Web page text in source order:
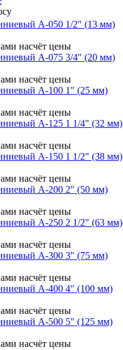
A-050 1/2" (13 мм)
насчёт цены
A-075 3/4" (20 мм)
насчёт цены
A-100 1" (25 мм)
насчёт цены
A-125 1 1/4" (32 мм)
насчёт цены
A-150 1 1/2" (38 мм)
насчёт цены
A-200 2" (50 мм)
насчёт цены
A-250 2 1/2" (63 мм)
насчёт цены
A-300 3" (75 мм)
насчёт цены
A-400 4" (100 мм)
насчёт цены
A-500 5" (125 мм)
насчёт цены